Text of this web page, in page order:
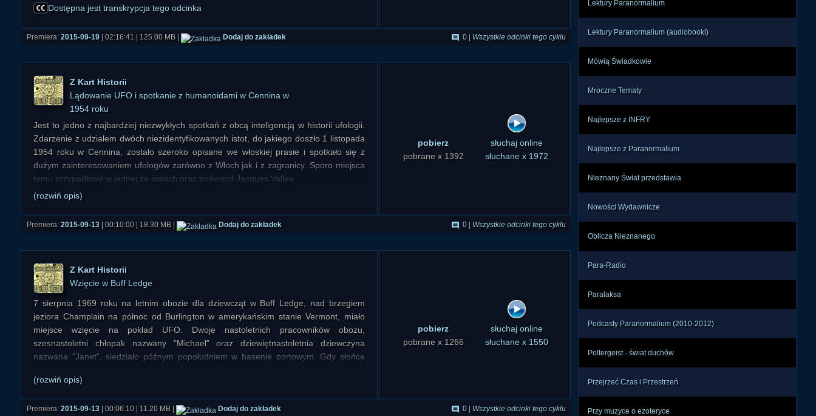
Dostępna jest transkrypcja tego odcinka
Premiera: 2015-09-19 | 02:16:41 | 125.00 MB | Dodaj do zakładek 0 Wszystkie odcinki tego cyklu
Z Kart Historii
Lądowanie UFO i spotkanie z humanoidami w Cennina w
1954 roku
Jest to jedno z najbardziej niezwykłych spotkań z obcą inteligencją w historii ufologii.
Zdarzenie z udziałem dwóch niezidentyfikowanych istot, do jakiego doszło 1 listopada
1954 roku w Cennina, zostało szeroko opisane we włoskiej prasie i spotkało się z
dużym zainteresowaniem ufologów zarówno z Włoch jak i z zagranicy. Sporo miejsca
temu przypadkowi w jednej ze swoich prac poświęcił Jacques Vallee.
(rozwiń opis)
pobierz
pobrane x 1392
słuchaj online
słuchane x 1972
Premiera: 2015-09-13 | 00:10:00 | 18.30 MB | Dodaj do zakładek 0 Wszystkie odcinki tego cyklu
Z Kart Historii
Wzięcie w Buff Ledge
7 sierpnia 1969 roku na letnim obozie dla dziewcząt w Buff Ledge, nad brzegiem
jeziora Champlain na północ od Burlington w amerykańskim stanie Vermont, miało
miejsce wzięcie na pokład UFO. Dwoje nastoletnich pracowników obozu,
szesnastoletni chłopak nazwany "Michael" oraz dziewiętnastoletnia dziewczyna
nazwana "Janet", siedziało późnym popołudniem w basenie portowym. Gdy słońce
że w pierwszej chwili wydawało mu się, że to Wenus...
(rozwiń opis)
pobierz
pobrane x 1266
słuchaj online
słuchane x 1550
Premiera: 2015-09-13 | 00:06:10 | 11.20 MB | Dodaj do zakładek 0 Wszystkie odcinki tego cyklu
Lektury Paranormalium
Lektury Paranormalium (audiobooki)
Mówią Świadkowie
Mroczne Tematy
Najlepsze z INFRY
Najlepsze z Paranormalium
Nieznany Świat przedstawia
Nowości Wydawnicze
Oblicza Nieznanego
Para-Radio
Paralaksa
Podcasty Paranormalium (2010-2012)
Poltergeist - świat duchów
Przejrzeć Czas i Przestrzeń
Przy muzyce o ezoteryce